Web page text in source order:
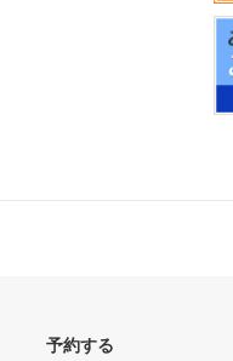
予約する